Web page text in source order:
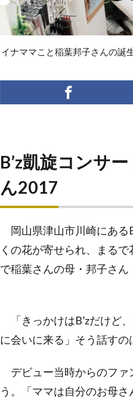
イナママこと稲葉邦子さんの誕
B’z凱旋コンサ
ん2017
岡山県津山市川崎にある
くの花が寄せられ、まる
で稲葉さんの母・邦子さん
「きっかけはB’zだけど
に会いに来る」そう話すの
デビュー当時からのファ
う。「ママは自分のお母